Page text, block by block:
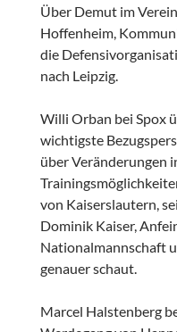
Über Demut im
Hoffenheim,
die
nach Leipzig.
Willi Orban bei Spox
wichtigste
über Veränderungen
von Kaiserslautern,
Dominik Kaiser,
Nationalmannschaft
genauer schaut.
Marcel Halstenberg